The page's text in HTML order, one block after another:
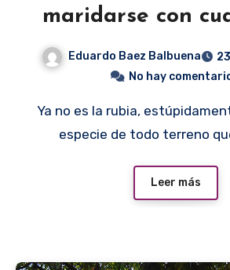
maridarse con
Eduardo Baez Balbuena
No hay
Ya no es la rubia, estúpidamente helada. Esa
especie de todo terreno
Leer más